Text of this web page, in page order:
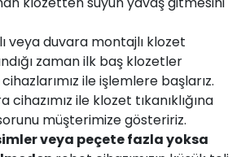
veya duvara montajlı klozet
zaman ilk baş klozetler
ile işlemlere başlarız.
ile klozet tıkanıklığına
müşterimize gösteririz.
veya peçete fazla yoksa